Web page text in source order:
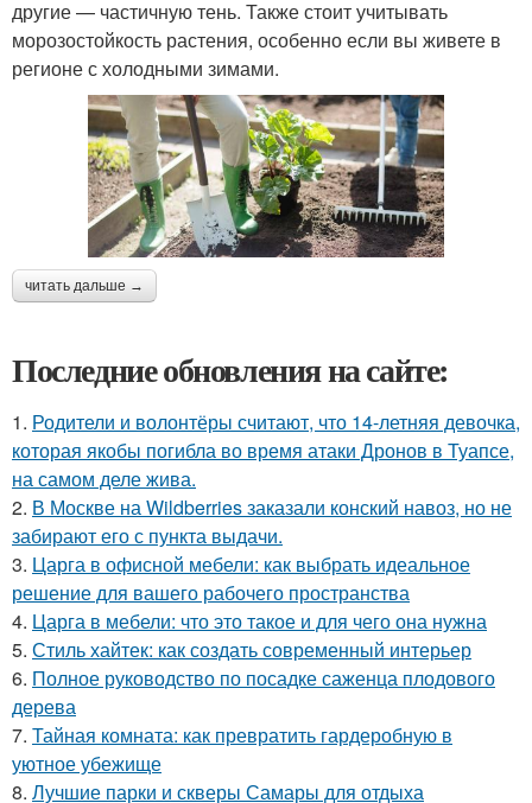
другие — частичную тень. Также стоит учитывать
морозостойкость растения, особенно если вы живете в
регионе с холодными зимами.
читать дальше →
Последние обновления на сайте:
1. Родители и волонтёры считают, что 14-летняя девочка,
которая якобы погибла во время атаки Дронов в Туапсе,
на самом деле жива.
2. В Москве на Wildberries заказали конский навоз, но не
забирают его с пункта выдачи.
3. Царга в офисной мебели: как выбрать идеальное
решение для вашего рабочего пространства
4. Царга в мебели: что это такое и для чего она нужна
5. Стиль хайтек: как создать современный интерьер
6. Полное руководство по посадке саженца плодового
дерева
7. Тайная комната: как превратить гардеробную в
уютное убежище
8. Лучшие парки и скверы Самары для отдыха